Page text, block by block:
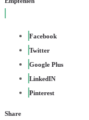
Facebook
Twitter
Google Plus
LinkedIN
Pinterest
Share